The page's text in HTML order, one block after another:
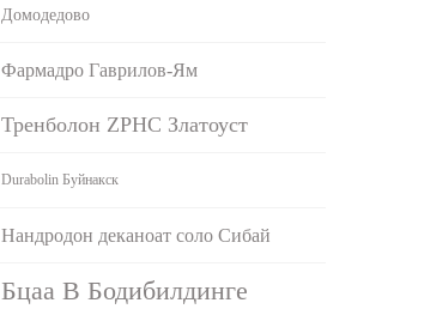
Домодедово
Фармадро Гаврилов-Ям
Тренболон ZPHC Златоуст
Durabolin Буйнакск
Нандродон деканоат соло Сибай
Бцаа В Бодибилдинге